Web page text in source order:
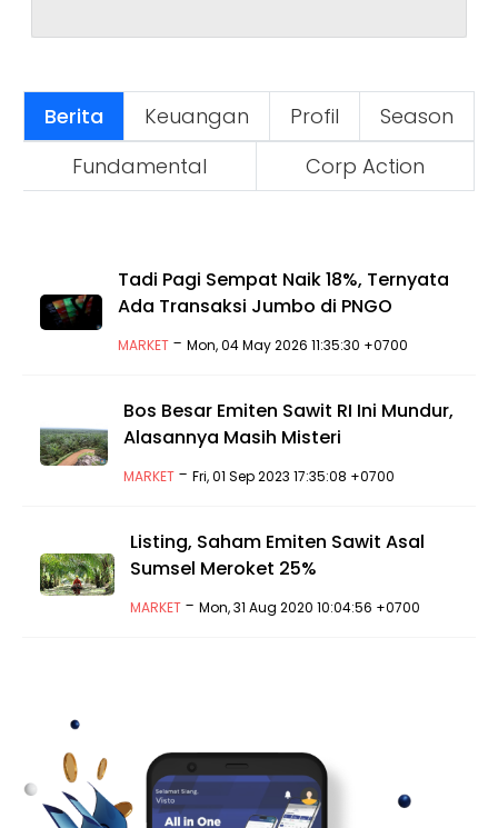
Berita Keuangan Profil
Season
Fundamental
Corp Action
Tadi Pagi Sempat Naik 18%, Ternyata
Ada Transaksi Jumbo di PNGO
MARKET- Mon, 04 May 2026 11:35:30 +0700
Bos Besar Emiten Sawit RI Ini Mundur,
Alasannya Masih Misteri
MARKET- Fri, 01 Sep 2023 17:35:08 +0700
Listing, Saham Emiten Sawit Asal
Sumsel Meroket 25%
MARKET -Mon, 31 Aug 2020 10:04:56 +0700